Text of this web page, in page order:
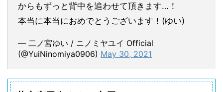
からもずっと背中を追わせて頂きます…！
本当に本当におめでとうございます！(ゆい)
— 二ノ宮ゆい / ニノミヤユイ Official
(@YuiNinomiya0906) May 30, 2021